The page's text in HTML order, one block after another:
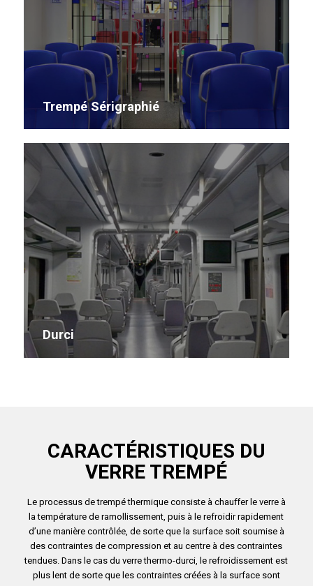
Trempé Sérigraphié
Durci
CARACTÉRISTIQUES DU
VERRE TREMPÉ
Le processus de trempé thermique consiste à chauffer le verre à
la température de ramollissement, puis à le refroidir rapidement
d’une manière contrôlée, de sorte que la surface soit soumise à
des contraintes de compression et au centre à des contraintes
tendues. Dans le cas du verre thermo-durci, le refroidissement est
plus lent de sorte que les contraintes créées à la surface sont